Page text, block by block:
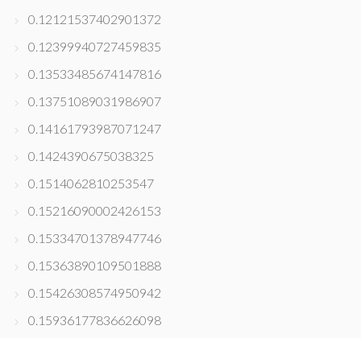
0.12121537402901372
0.12399940727459835
0.13533485674147816
0.13751089031986907
0.14161793987071247
0.1424390675038325
0.1514062810253547
0.15216090002426153
0.15334701378947746
0.15363890109501888
0.15426308574950942
0.15936177836626098